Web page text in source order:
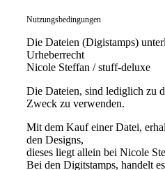
Nutzungsbedingungen
Die Dateien (Digistamps)
Urheberrecht
Nicole Steffan / stuff-deluxe
Die Dateien, sind lediglich zu
Zweck zu verwenden.
Mit dem Kauf einer Datei,
den Designs,
dieses liegt allein bei Nicole
Bei den Digitstamps, handelt